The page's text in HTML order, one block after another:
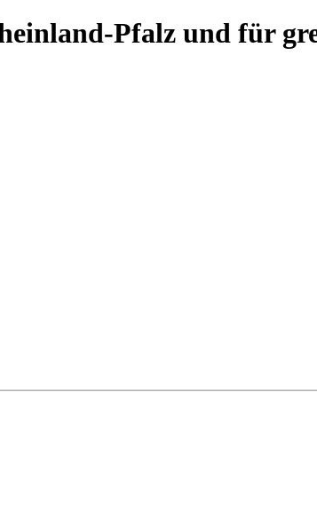
Pfalz und für